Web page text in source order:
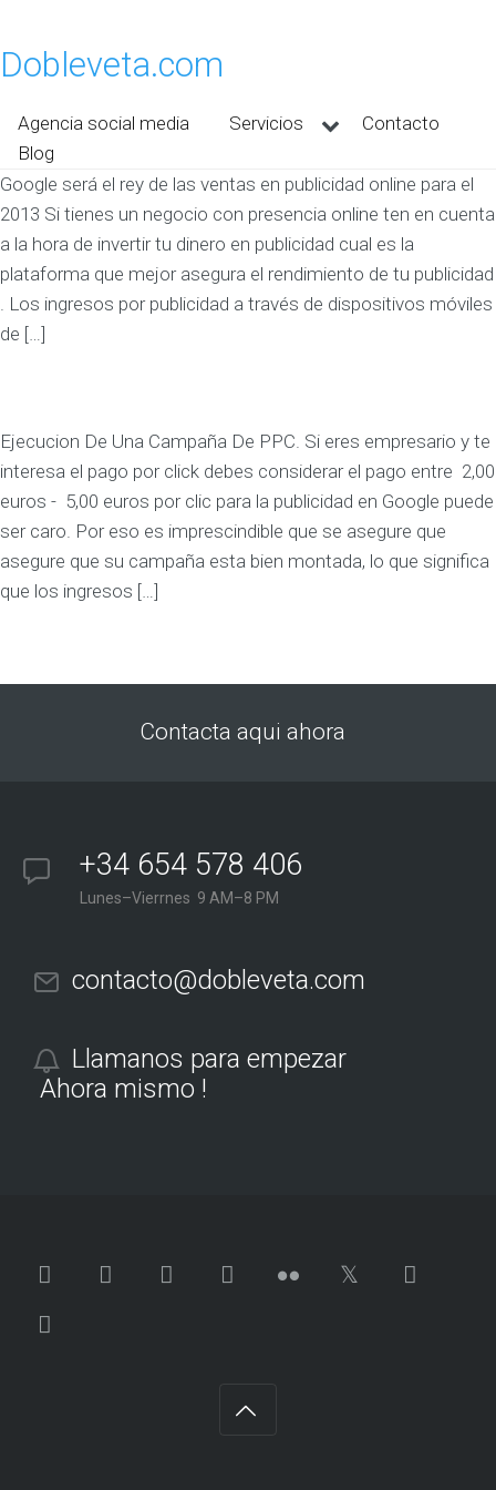
Dobleveta.com
Agencia social media Servicios
Contacto
Blog
Google será el rey de las ventas en publicidad online para el
2013 Si tienes un negocio con presencia online ten en cuenta
a la hora de invertir tu dinero en publicidad cual es la
plataforma que mejor asegura el rendimiento de tu publicidad
. Los ingresos por publicidad a través de dispositivos móviles
de […]
Ejecucion De Una Campaña De PPC. Si eres empresario y te
interesa el pago por click debes considerar el pago entre 2,00
euros - 5,00 euros por clic para la publicidad en Google puede
ser caro. Por eso es imprescindible que se asegure que
asegure que su campaña esta bien montada, lo que significa
que los ingresos […]
Contacta aqui ahora
+34 654 578 406
Lunes–Vierrnes 9 AM–8 PM
contacto@dobleveta.com
Llamanos para empezar
Ahora mismo !